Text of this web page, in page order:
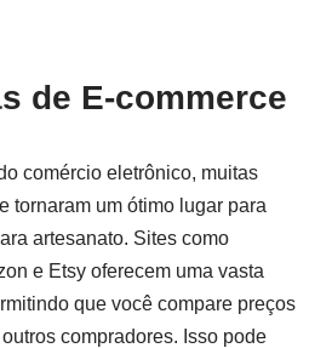
de E-commerce
comércio eletrônico, muitas
tornaram um ótimo lugar para
artesanato. Sites como
e Etsy oferecem uma vasta
que você compare preços
compradores. Isso pode